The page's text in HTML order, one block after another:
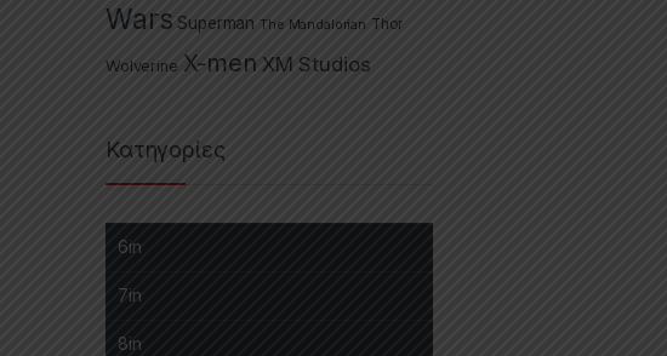
Wars Superman The Mandalorian Thor
Wolverine X-men XM Studios
Κατηγορίες
6in
7in
8in